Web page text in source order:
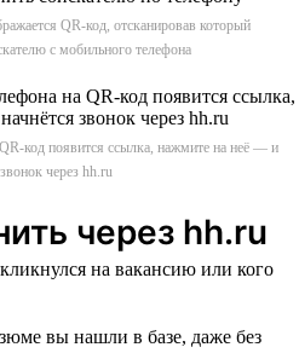
QR-код, отсканировав который
с мобильного телефона
код появится ссылка, нажмите на неё — и
через hh.ru
через hh.ru
на вакансию или кого
вы нашли в базе, даже без